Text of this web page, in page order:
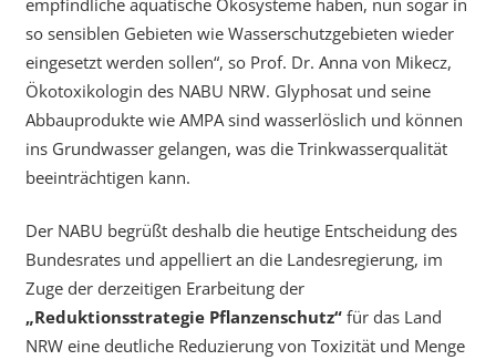
so sensiblen Gebieten wie Wasserschutzgebieten wieder
eingesetzt werden sollen“, so Prof. Dr. Anna von Mikecz,
Ökotoxikologin des NABU NRW. Glyphosat und seine
Abbauprodukte wie AMPA sind wasserlöslich und können
ins Grundwasser gelangen, was die Trinkwasserqualität
beeinträchtigen kann.
Der NABU begrüßt deshalb die heutige Entscheidung des
Bundesrates und appelliert an die Landesregierung, im
Zuge der derzeitigen Erarbeitung der
„Reduktionsstrategie Pflanzenschutz“für das Land
NRW eine deutliche Reduzierung von Toxizität und Menge